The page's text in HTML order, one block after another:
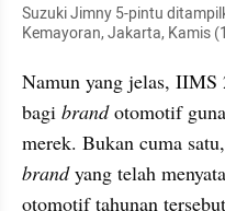
Suzuki Jimny 5-pintu
Kemayoran, Jakarta, Kamis
Namun yang jelas, IIMS
bagi brand otomotif
brand yang telah
otomotif tahunan